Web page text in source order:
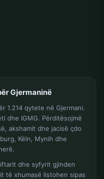
Gjermaninë
1.214 qytete në Gjermani.
dhe IGMG. Përditësojmë
akshamit dhe jacisë çdo
Këln, Mynih dhe
dhe syfyrit gjinden
të xhumasë listohen sipas